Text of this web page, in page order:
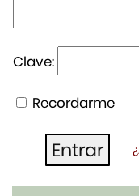
Clave:
Recordarme